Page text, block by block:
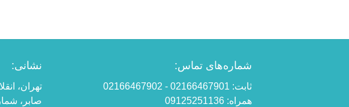
شماره‌های تماس:
ثابت: 02166467901 - 02166467902
همراه: 09125251136
نشانی:
تهران،
صابر، شماره 7، طبقه اول،